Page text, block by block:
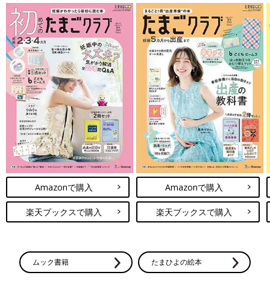
Amazonで購入
楽天ブックスで購入
Amazonで購入
楽天ブックスで購入
ムック書籍 たまひよの絵本